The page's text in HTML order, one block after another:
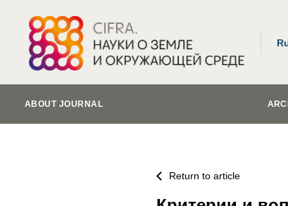
ABOUT JOURNAL
Return to article